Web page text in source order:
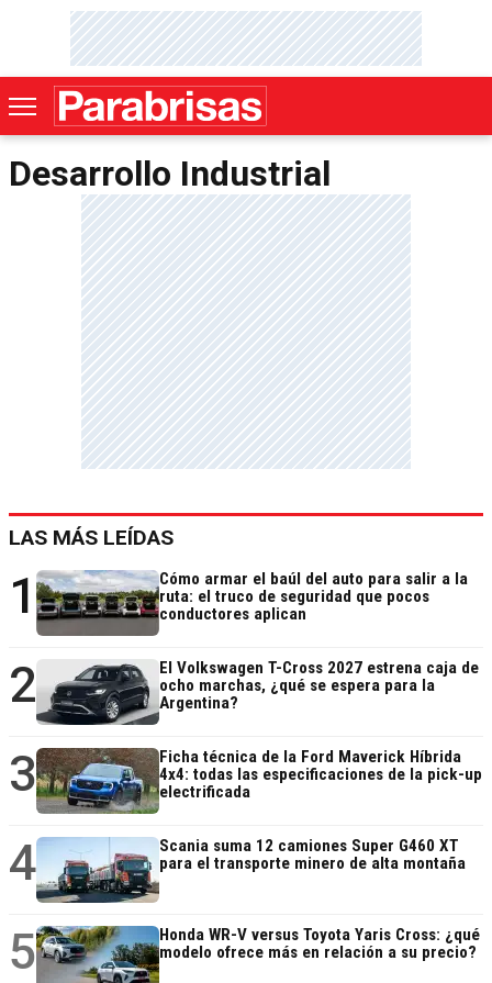
Desarrollo Industrial
LAS MÁS LEÍDAS
1
Cómo armar el baúl del auto para salir a la
ruta: el truco de seguridad que pocos
conductores aplican
2
El Volkswagen T-Cross 2027 estrena caja de
ocho marchas, ¿qué se espera para la
Argentina?
3
Ficha técnica de la Ford Maverick Híbrida
4x4: todas las especificaciones de la pick-up
electrificada
4
Scania suma 12 camiones Super G460 XT
para el transporte minero de alta montaña
5
Honda WR-V versus Toyota Yaris Cross: ¿qué
modelo ofrece más en relación a su precio?